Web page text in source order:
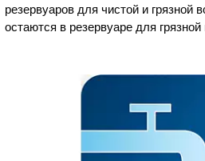
резервуаров для чистой и грязной
остаются в резервуаре для